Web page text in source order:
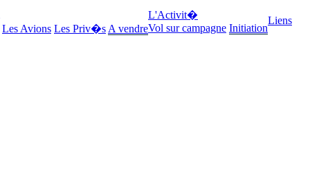
Les Avions Les Priv�s A vendre
L'Activit�
Vol sur campagne Initiation
Liens